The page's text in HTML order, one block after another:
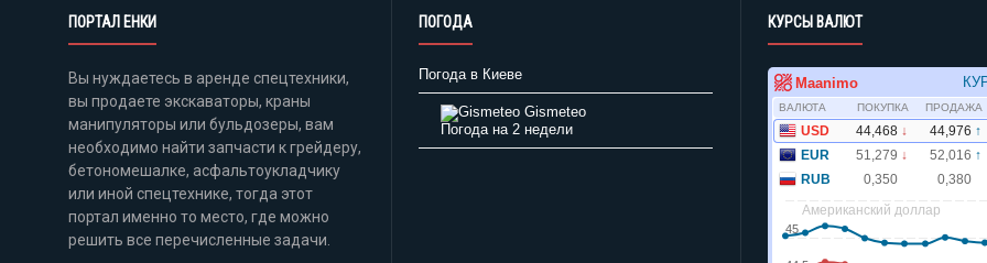
ПОРТАЛ ЕНКИ
Вы нуждаетесь в аренде спецтехники,
вы продаете экскаваторы, краны
манипуляторы или бульдозеры, вам
необходимо найти запчасти к грейдеру,
бетономешалке, асфальтоукладчику
или иной спецтехнике, тогда этот
портал именно то место, где можно
решить все перечисленные задачи.
ПОГОДА
Погода в Киеве
Gismeteo
Погода на 2 недели
КУРСЫ ВАЛЮТ